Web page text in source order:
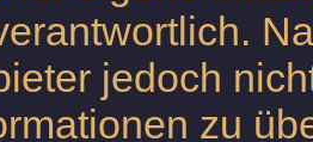
jedoch
zu